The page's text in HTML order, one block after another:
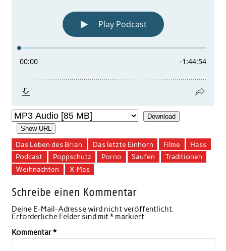
Download
Show URL
Das Leben des Brian Das letzte Einhorn Filme
Hass
Podcast
Poppschutz Porno Saufen
Traditionen
Weihnachten
X-Mas
Schreibe einen Kommentar
Deine E-Mail-Adresse wird nicht veröffentlicht.
Erforderliche Felder sind mit*markiert
Kommentar*